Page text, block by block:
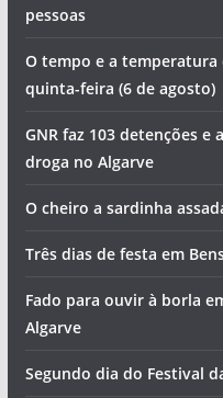
pessoas
O tempo e a temperatura
quinta-feira (6 de agosto)
GNR faz 103 detenções e
droga no Algarve
O cheiro a sardinha
Três dias de festa em
Fado para ouvir à borla
Algarve
Segundo dia do Festival